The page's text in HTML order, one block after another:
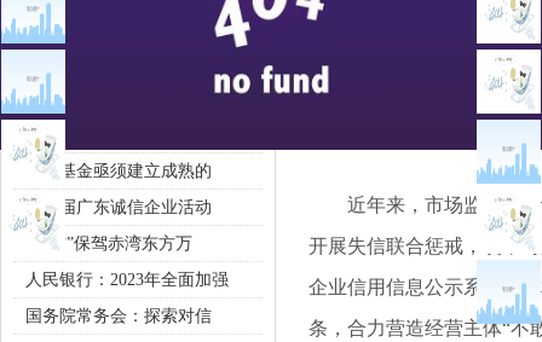
文章点击排行
重大突发公共卫生事件一
2020广东省守合同重信用企
私募基金亟须建立成熟的
第五届广东诚信企业活动
“诚信”保驾赤湾东方万
人民银行：2023年全面加强
国务院常务会：探索对信
诚信新闻
近年来，市场监管部门
开展失信联合惩戒，筑牢
企业信用信息公示系统公
条，合力营造经营主体“不